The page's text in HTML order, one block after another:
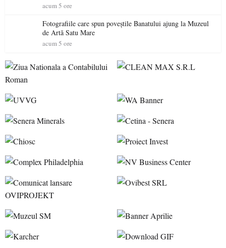
acum 5 ore
Fotografiile care spun poveștile Banatului ajung la Muzeul
de Artă Satu Mare
acum 5 ore